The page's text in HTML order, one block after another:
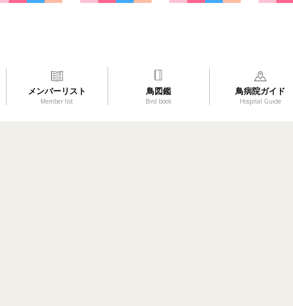
メンバーリスト
Member list
鳥図鑑
Bird book
鳥病院ガイド
Hospital Guide